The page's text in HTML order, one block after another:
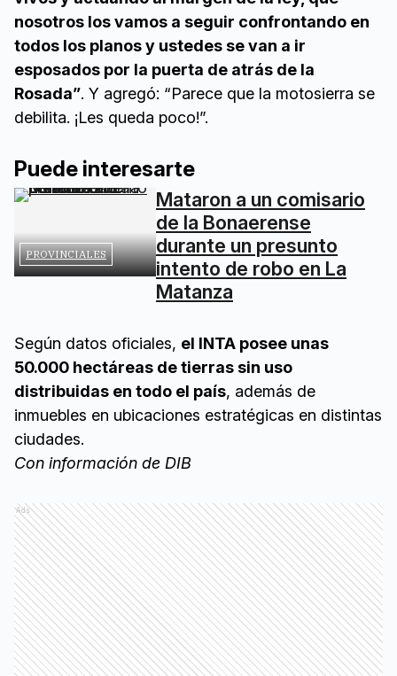
nosotros los vamos a seguir confrontando en
todos los planos y ustedes se van a ir
esposados por la puerta de atrás de la
Rosada”. Y agregó: “Parece que la motosierra se
debilita. ¡Les queda poco!”.
Puede interesarte
PROVINCIALES
Mataron a un comisario
de la Bonaerense
durante un presunto
intento de robo en La
Matanza
Según datos oficiales, el INTA posee unas
50.000 hectáreas de tierras sin uso
distribuidas en todo el país, además de
inmuebles en ubicaciones estratégicas en distintas
ciudades.
Con información de DIB
Ads